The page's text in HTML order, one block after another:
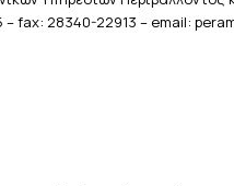
fax: 28340-22913 – email: